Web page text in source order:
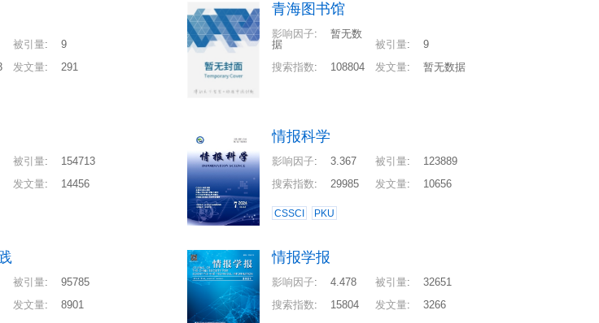
被引量:
9
发文量: 291
青海图书馆
影响因子:
暂无数
据
被引量:
9
搜索指数: 108804 发文量: 暂无数据
被引量:
154713
发文量: 14456
情报科学
影响因子: 3.367 被引量:
123889
搜索指数: 29985 发文量: 10656
CSSCI PKU
被引量:
95785
发文量: 8901
情报学报
影响因子: 4.478 被引量:
32651
搜索指数: 15804 发文量: 3266